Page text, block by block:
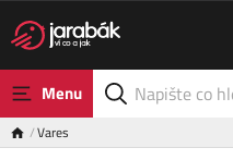
Menu
Vares